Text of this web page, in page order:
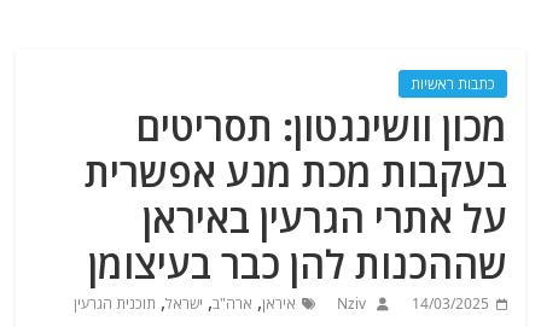
כתבות ראשיות
מכון וושינגטון: תסריטים
בעקבות מכת מנע אפשרית
על אתרי הגרעין באיראן
שההכנות להן כבר בעיצומן
14/03/2025
Nziv איראן, ארה"ב, ישראל, תוכנית הגרעין